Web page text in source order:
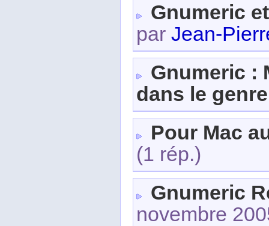
Gnumeric
par Jean-
Gnumeric :
dans le
Pour Mac
(1 rép.)
Gnumeric
novembre